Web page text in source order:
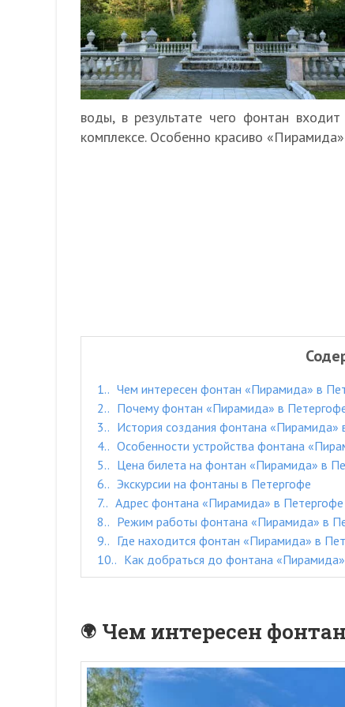
воды, в результате чего фонтан
комплексе. Особенно красиво
1.
Чем интересен фонтан «Пирамида» в
2.
Почему фонтан «Пирамида» в
3.
История создания фонтана «Пирамида»
4.
Особенности устройства фонтана
5.
Цена билета на фонтан «Пирамида» в
6.
Экскурсии на фонтаны в Петергофе
7.
Адрес фонтана «Пирамида» в Петергофе
8.
Режим работы фонтана «Пирамида» в
9.
Где находится фонтан «Пирамида» в
10.
Как добраться до фонтана
Чем интересен